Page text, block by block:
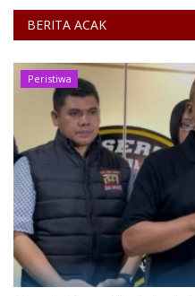
BERITA ACAK
Peristiwa